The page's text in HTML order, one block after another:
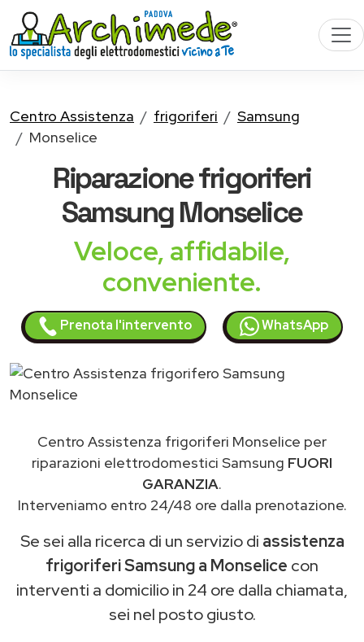
Centro Assistenza frigoriferi
Samsung
Monselice
Riparazionefrigoriferi
SamsungMonselice
Veloce, affidabile,
conveniente.
Prenota l'intervento WhatsApp
Centro Assistenza frigoriferi Monselice per
riparazioni elettrodomestici Samsung FUORI
GARANZIA.
Interveniamo entro 24/48 ore dalla prenotazione.
Se sei alla ricerca di un servizio di assistenza
frigoriferi Samsung a Monselice con
interventi a domicilio in 24 ore dalla chiamata,
sei nel posto giusto.